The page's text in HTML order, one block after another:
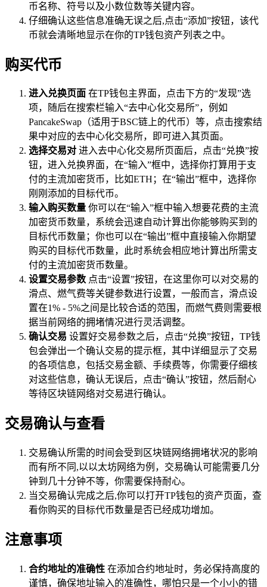
币名称、符号以及小数位数等关键内容。
仔细确认这些信息准确无误之后,点击“添加”按钮，该代
币就会清晰地显示在你的TP钱包资产列表之中。
购买代币
进入兑换页面 在TP钱包主界面，点击下方的“发现”选
项，随后在搜索栏输入“去中心化交易所”，例如
PancakeSwap（适用于BSC链上的代币）等，点击搜索结
果中对应的去中心化交易所，即可进入其页面。
选择交易对 进入去中心化交易所页面后，点击“兑换”按
钮，进入兑换界面，在“输入”框中，选择你打算用于支
付的主流加密货币，比如ETH；在“输出”框中，选择你
刚刚添加的目标代币。
输入购买数量 你可以在“输入”框中输入想要花费的主流
加密货币数量，系统会迅速自动计算出你能够购买到的
目标代币数量；你也可以在“输出”框中直接输入你期望
购买的目标代币数量，此时系统会相应地计算出所需支
付的主流加密货币数量。
设置交易参数 点击“设置”按钮，在这里你可以对交易的
滑点、燃气费等关键参数进行设置，一般而言，滑点设
置在1% - 5%之间是比较合适的范围，而燃气费则需要根
据当前网络的拥堵情况进行灵活调整。
确认交易 设置好交易参数之后，点击“兑换”按钮，TP钱
包会弹出一个确认交易的提示框，其中详细显示了交易
的各项信息，包括交易金额、手续费等，你需要仔细核
对这些信息，确认无误后，点击“确认”按钮，然后耐心
等待区块链网络对交易进行确认。
交易确认与查看
交易确认所需的时间会受到区块链网络拥堵状况的影响
而有所不同,以以太坊网络为例，交易确认可能需要几分
钟到几十分钟不等，你需要保持耐心。
当交易确认完成之后,你可以打开TP钱包的资产页面，查
看你购买的目标代币数量是否已经成功增加。
注意事项
合约地址的准确性 在添加合约地址时，务必保持高度的
谨慎，确保地址输入的准确性，哪怕只是一个小小的错